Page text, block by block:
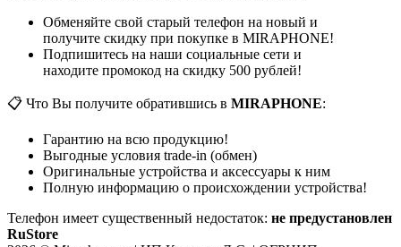
Обменяйте свой старый телефон на новый и
получите скидку при покупке в MIRAPHONE!
Подпишитесь на наши социальные сети и
находите промокод на скидку 500 рублей!
📋 Что Вы получите обратившись в MIRAPHONE:
Гарантию на всю продукцию!
Выгодные условия trade-in (обмен)
Оригинальные устройства и аксессуары к ним
Полную информацию о происхождении устройства!
Телефон имеет существенный недостаток: не предустановлен
RuStore